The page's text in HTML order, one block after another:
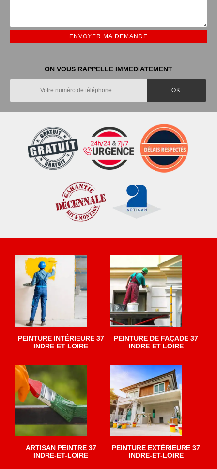
ON VOUS RAPPELLE IMMEDIATEMENT
PEINTURE INTÉRIEURE 37
INDRE-ET-LOIRE
PEINTURE DE FAÇADE 37
INDRE-ET-LOIRE
ARTISAN PEINTRE 37
INDRE-ET-LOIRE
PEINTURE EXTÉRIEURE 37
INDRE-ET-LOIRE